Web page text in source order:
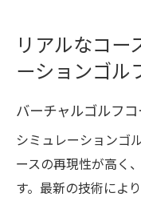
リアルなコー
ーションゴル
バーチャルゴルフ
シミュレーションゴ
ースの再現性が高く
す。最新の技術によ